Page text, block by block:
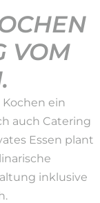
VOM
ein
auch Catering
Essen plant
inklusive